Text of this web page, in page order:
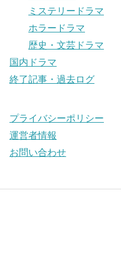
ミステリードラマ
ホラードラマ
歴史・文芸ドラマ
国内ドラマ
終了記事・過去ログ
プライバシーポリシー
運営者情報
お問い合わせ